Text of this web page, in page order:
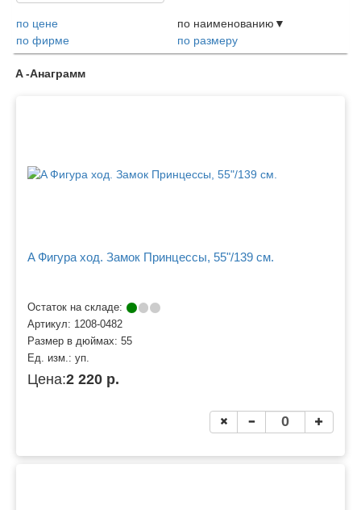
по цене
по наименованию
по фирме
по размеру
Товары
A -Анаграмм
A Фигура ход. Замок Принцессы, 55"/139 см.
Остаток на складе:
Артикул: 1208-0482
Размер в дюймах: 55
Ед. изм.: уп.
Цена:2 220 р.